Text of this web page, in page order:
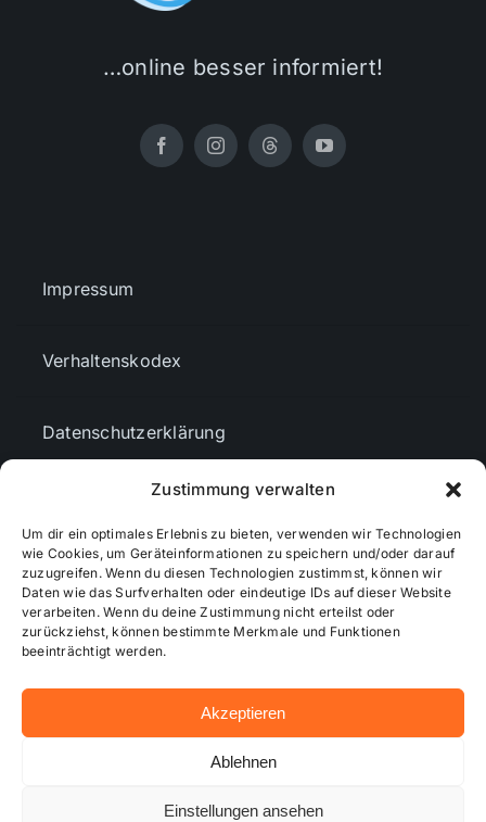
Zustimmung verwalten
Um dir ein optimales Erlebnis zu bieten, verwenden wir Technologien
wie Cookies, um Geräteinformationen zu speichern und/oder darauf
zuzugreifen. Wenn du diesen Technologien zustimmst, können wir
Daten wie das Surfverhalten oder eindeutige IDs auf dieser Website
verarbeiten. Wenn du deine Zustimmung nicht erteilst oder
zurückziehst, können bestimmte Merkmale und Funktionen
beeinträchtigt werden.
Akzeptieren
Ablehnen
Einstellungen ansehen
…online besser informiert!
Impressum
Verhaltenskodex
Datenschutzerklärung
Cookie-Richtlinie (EU)
Mediendaten
© 2026 - Wiesbadenaktuell ...online besser informiert!